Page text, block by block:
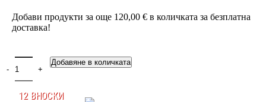
Добави продукти за още 120,00 € в количката за безплатна
доставка!
Добавяне в количката
12 ВНОСКИ